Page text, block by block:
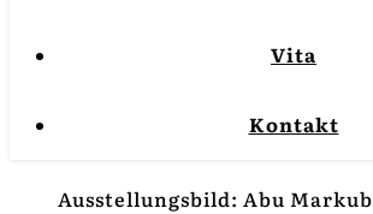
Vita
Kontakt
Ausstellungsbild: Abu Markub